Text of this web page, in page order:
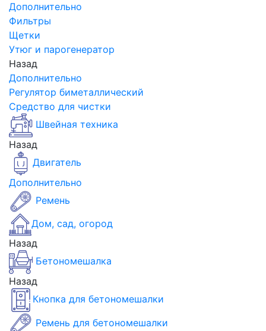
Дополнительно
Фильтры
Щетки
Утюг и парогенератор
Назад
Дополнительно
Регулятор биметаллический
Средство для чистки
Швейная техника
Назад
Двигатель
Дополнительно
Ремень
Дом, сад, огород
Назад
Бетономешалка
Назад
Кнопка для бетономешалки
Ремень для бетономешалки